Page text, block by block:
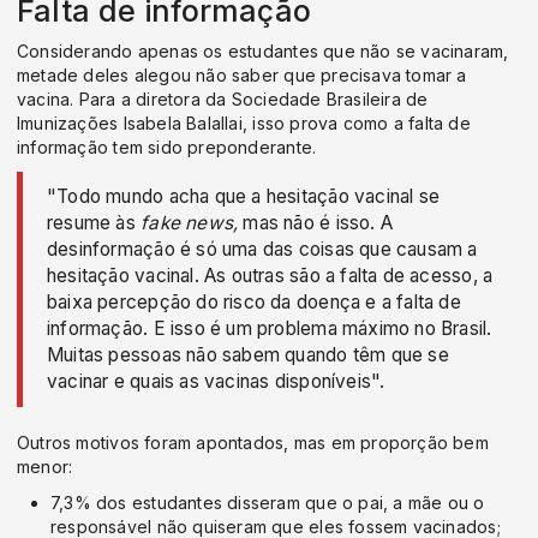
Falta de informação
Considerando apenas os estudantes que não se vacinaram,
metade deles alegou não saber que precisava tomar a
vacina. Para a diretora da Sociedade Brasileira de
Imunizações Isabela Balallai, isso prova como a falta de
informação tem sido preponderante.
"Todo mundo acha que a hesitação vacinal se
resume às fake news, mas não é isso. A
desinformação é só uma das coisas que causam a
hesitação vacinal. As outras são a falta de acesso, a
baixa percepção do risco da doença e a falta de
informação. E isso é um problema máximo no Brasil.
Muitas pessoas não sabem quando têm que se
vacinar e quais as vacinas disponíveis".
Outros motivos foram apontados, mas em proporção bem
menor:
7,3% dos estudantes disseram que o pai, a mãe ou o
responsável não quiseram que eles fossem vacinados;